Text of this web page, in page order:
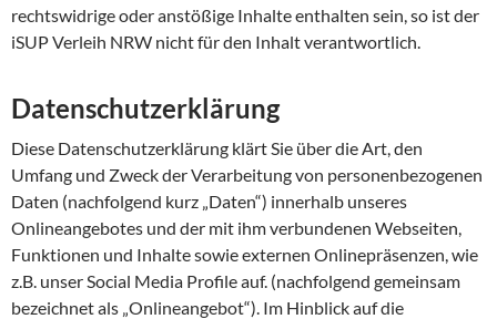
rechtswidrige oder anstößige Inhalte enthalten sein, so ist der
iSUP Verleih NRW nicht für den Inhalt verantwortlich.
Datenschutzerklärung
Diese Datenschutzerklärung klärt Sie über die Art, den
Umfang und Zweck der Verarbeitung von personenbezogenen
Daten (nachfolgend kurz „Daten“) innerhalb unseres
Onlineangebotes und der mit ihm verbundenen Webseiten,
Funktionen und Inhalte sowie externen Onlinepräsenzen, wie
z.B. unser Social Media Profile auf. (nachfolgend gemeinsam
bezeichnet als „Onlineangebot“). Im Hinblick auf die